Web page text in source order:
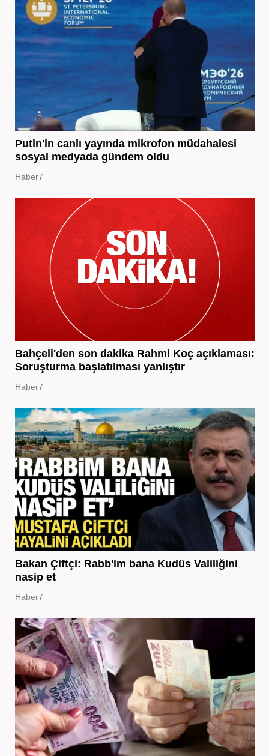
Putin'in canlı yayında mikrofon müdahalesi
sosyal medyada gündem oldu
Haber7
Bahçeli'den son dakika Rahmi Koç açıklaması:
Soruşturma başlatılması yanlıştır
Haber7
Bakan Çiftçi: Rabb'im bana Kudüs Valiliğini
nasip et
Haber7